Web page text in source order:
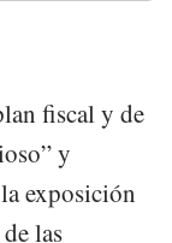
fiscal y de
y
exposición
las